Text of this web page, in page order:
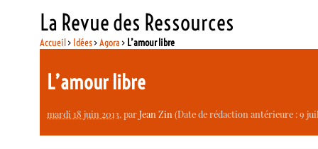
La Revue des Ressources
Accueil> Idées>Agora > L’amour libre
L’amour libre
mardi 18 juin 2013, parJean Zin (Date de rédaction antérieure : 9